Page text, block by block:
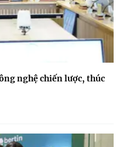
nghệ chiến lược, thúc